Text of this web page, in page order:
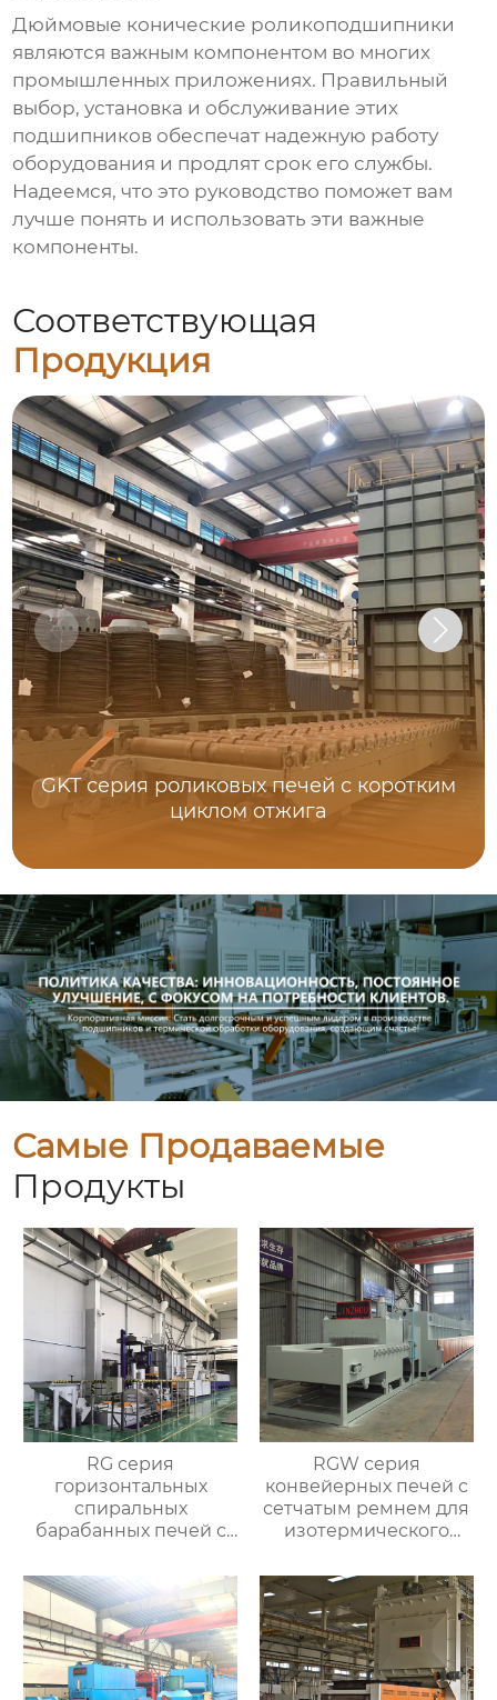
Дюймовые конические роликоподшипники
являются важным компонентом во многих
промышленных приложениях. Правильный
выбор, установка и обслуживание этих
подшипников обеспечат надежную работу
оборудования и продлят срок его службы.
Надеемся, что это руководство поможет вам
лучше понять и использовать эти важные
компоненты.
Соответствующая
Продукция
GKT серия роликовых печей с коротким
циклом отжига
Самые Продаваемые
Продукты
RG серия
горизонтальных
спиральных
барабанных печей с
атмосферой для
термической
обработки
RGW серия
конвейерных печей с
сетчатым ремнем для
изотермического
непрерывном
процессе